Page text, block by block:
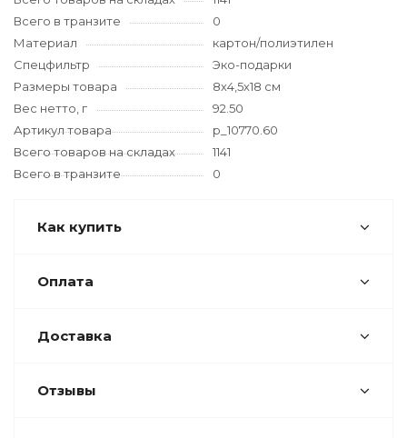
Всего в транзите
0
Материал
картон/полиэтилен
Спецфильтр
Эко-подарки
Размеры товара
8х4,5х18 см
Вес нетто, г
92.50
Артикул товара
p_10770.60
Всего товаров на складах
1141
Всего в транзите
0
Как купить
Оплата
Доставка
Отзывы